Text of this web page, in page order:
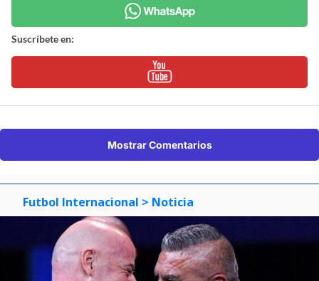
Suscríbete en:
Mostrar Comentarios
Futbol Internacional > Noticia